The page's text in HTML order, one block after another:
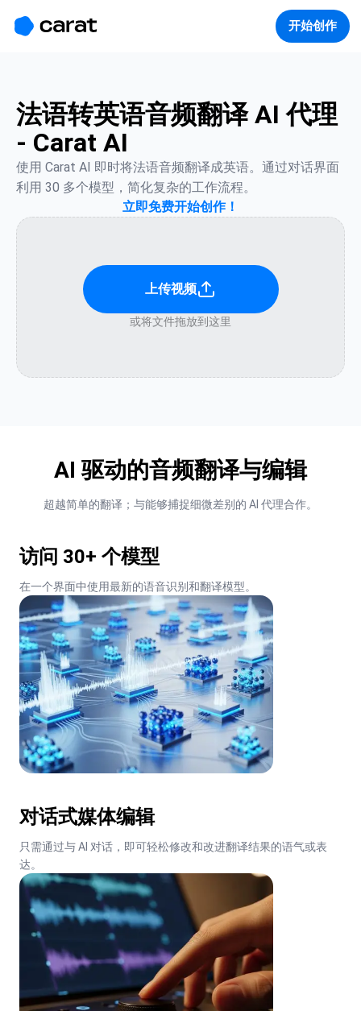
开始创作
法语转英语音频翻译 AI 代理
- Carat AI
使用 Carat AI 即时将法语音频翻译成英语。通过对话界面
利用 30 多个模型，简化复杂的工作流程。
立即免费开始创作！
上传视频
或将文件拖放到这里
AI 驱动的音频翻译与编辑
超越简单的翻译；与能够捕捉细微差别的 AI 代理合作。
访问 30+ 个模型
在一个界面中使用最新的语音识别和翻译模型。
对话式媒体编辑
只需通过与 AI 对话，即可轻松修改和改进翻译结果的语气或表
达。